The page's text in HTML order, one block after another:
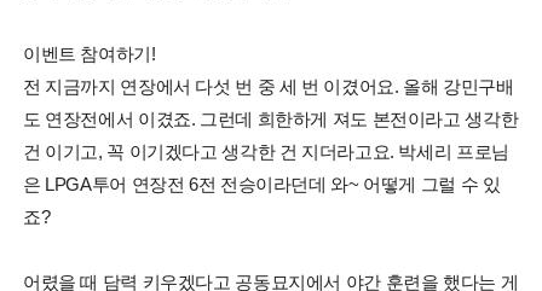
이벤트 참여하기!
전 지금까지 연장에서 다섯 번 중 세 번 이겼어요. 올해 강민구배
도 연장전에서 이겼죠. 그런데 희한하게 져도 본전이라고 생각한
건 이기고, 꼭 이기겠다고 생각한 건 지더라고요. 박세리 프로님
은 LPGA투어 연장전 6전 전승이라던데 와~ 어떻게 그럴 수 있
죠?
어렸을 때 담력 키우겠다고 공동묘지에서 야간 훈련을 했다는 게